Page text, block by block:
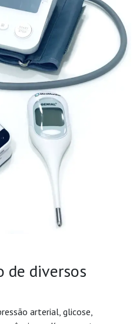
de diversos
arterial, glicose,